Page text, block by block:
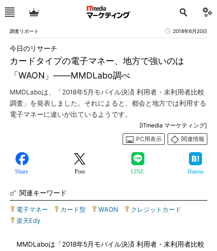
調査リポート 2018年6月20日
カードタイプの電子マネー、地方で強いのは
「WAON」――MMDLabo調べ
今日のリサーチ
MMDLaboは、「2018年5月モバイル決済 利用者・未利用者比較
調査」を発表しました。それによると、都会と地方では利用する
電子マネーに違いが出ているようです。
[ITmedia マーケティング]
PC用表示
関連情報
Share Post LINE Hatena
関連キーワード
電子マネー カード型 WAON クレジットカード
楽天Edy
MMDLaboは「2018年5月モバイル決済 利用者・未利用者比較